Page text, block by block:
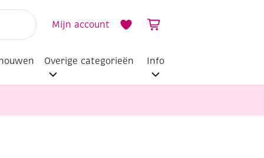
Mijn account
Overige categorieën Info